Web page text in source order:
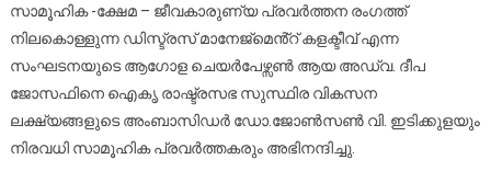
സാമൂഹിക -ക്ഷേമ – ജീവകാരുണ്യ പ്രവർത്തന രംഗത്ത്
നിലകൊള്ളുന്ന ഡിസ്ട്രസ് മാനേജ്മെൻ്റ് കളക്ടീവ് എന്ന
സംഘടനയുടെ ആഗോള ചെയർപേഴ്സൺ ആയ അഡ്വ. ദീപ
ജോസഫിനെ ഐകൃ രാഷ്ട്രസഭ സുസ്ഥിര വികസന
ലക്ഷ്യങ്ങളുടെ അംബാസിഡർ ഡോ.ജോൺസൺ വി. ഇടിക്കുളയും
നിരവധി സാമൂഹിക പ്രവർത്തകരും അഭിനന്ദിച്ചു.